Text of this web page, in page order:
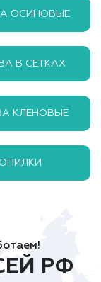
ОСИНОВЫЕ
В СЕТКАХ
КЛЕНОВЫЕ
ОПИЛКИ
РФ